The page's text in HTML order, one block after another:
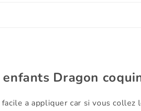
Dragon
a appliquer car si vous collez